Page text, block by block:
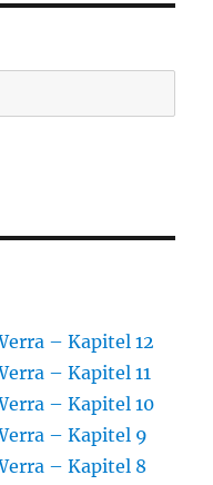
– Kapitel 12
– Kapitel 11
– Kapitel 10
– Kapitel 9
– Kapitel 8